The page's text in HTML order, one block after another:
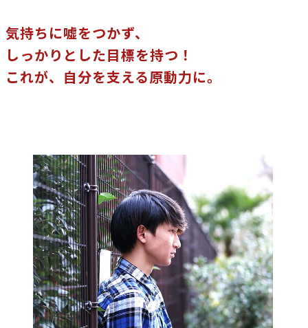
気持ちに嘘をつかず、
しっかりとした目標を持つ！
これが、自分を支える原動力に。